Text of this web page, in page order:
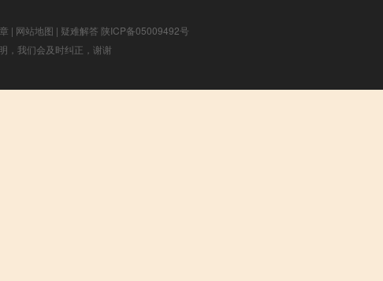
| 网站地图 | 疑难解答 陕ICP备05009492号
，我们会及时纠正，谢谢